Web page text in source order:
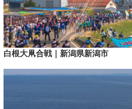
白根大凧合戦｜新潟県新潟市